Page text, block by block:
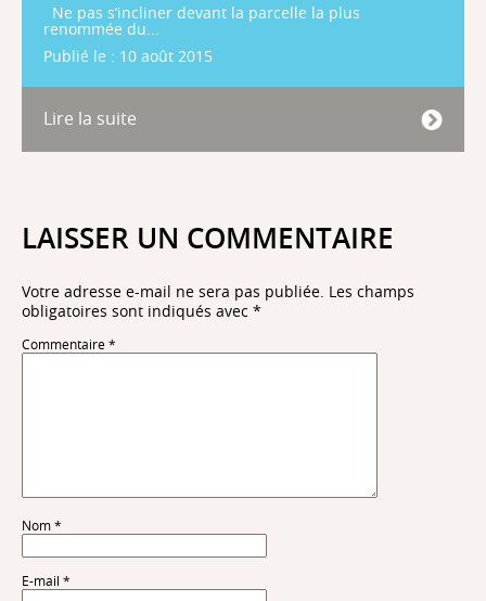
Ne pas s’incliner devant la parcelle la plus
renommée du...
Publié le : 10 août 2015
Lire la suite
LAISSER UN COMMENTAIRE
Votre adresse e-mail ne sera pas publiée. Les champs
obligatoires sont indiqués avec *
Commentaire *
Nom *
E-mail *